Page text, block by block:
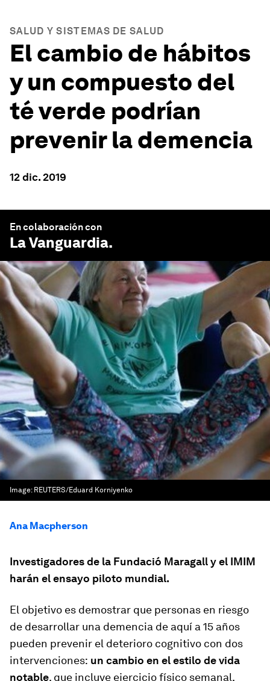
SALUD Y SISTEMAS DE SALUD
El cambio de hábitos
y un compuesto del
té verde podrían
prevenir la demencia
12 dic. 2019
En colaboración con
La Vanguardia.
Image: REUTERS/Eduard Korniyenko
Ana Macpherson
Investigadores de la Fundació Maragall y el IMIM
harán el ensayo piloto mundial.
El objetivo es demostrar que personas en riesgo
de desarrollar una demencia de aquí a 15 años
pueden prevenir el deterioro cognitivo con dos
intervenciones: un cambio en el estilo de vida
notable, que incluye ejercicio físico semanal,